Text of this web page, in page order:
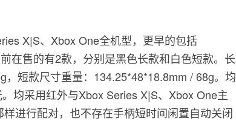
X|S、Xbox One全机型，更早的包括
在售的有2款，分别是黑色长款和白色短款。长
短款尺寸重量：134.25*48*18.8mm / 68g。均
均采用红外与Xbox Series X|S、Xbox One主
进行配对，也不存在手柄短时间闲置自动关闭